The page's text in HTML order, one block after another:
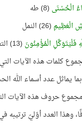
الْحُسْنَى (8) طه
الْعَظِيمِ (26) النمل
فَلْيَتَوَكَّلِ الْمُؤْمِنُونَ (13) التغابن
كلمات هذه الآيات
حروف هذه الآيات
حروفها 367 حرفًا، وهذا العدد أوّليّ